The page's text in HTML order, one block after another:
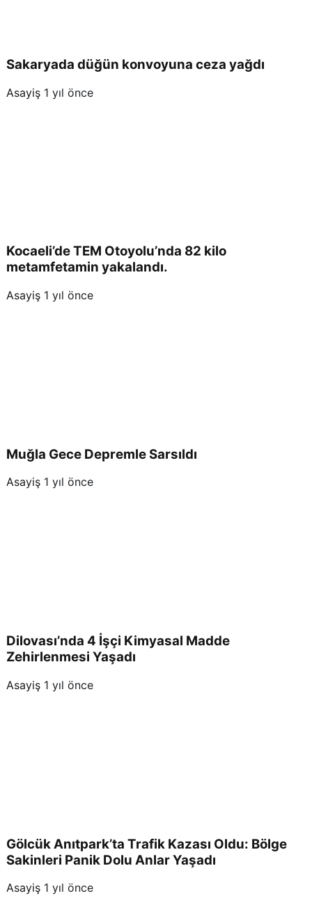
Sakaryada düğün konvoyuna ceza yağdı
Asayiş 1 yıl önce
Kocaeli’de TEM Otoyolu’nda 82 kilo
metamfetamin yakalandı.
Asayiş 1 yıl önce
Muğla Gece Depremle Sarsıldı
Asayiş 1 yıl önce
Dilovası’nda 4 İşçi Kimyasal Madde
Zehirlenmesi Yaşadı
Asayiş 1 yıl önce
Gölcük Anıtpark’ta Trafik Kazası Oldu: Bölge
Sakinleri Panik Dolu Anlar Yaşadı
Asayiş 1 yıl önce